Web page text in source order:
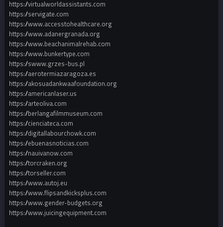
https://virtualworldassistants.com
https://servigate.com
https://www.accesstohealthcare.org
https://www.adanergranada.org
https://www.beachanimalrehab.com
https://www.bunkertype.com
https://swww.grzes-bus.pl
https://aerotermiazaragoza.es
https://akosuadankwaafoundation.org
https://americanlaser.us
https://arteoliva.com
https://berlangafilmmuseum.com
https://cienciateca.com
https://digitallabourchowk.com
https://ebuenasnoticias.com
https://nauivanow.com
https://torcraken.org
https://torseller.com
https://www.autoj.eu
https://www.flipsandkicksplus.com
https://www.gender-budgets.org
https://www.juicingequipment.com